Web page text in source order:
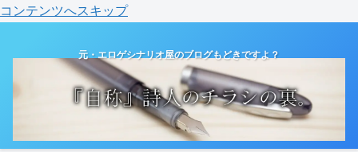
コンテンツへスキップ
元・エロゲシナリオ屋のブログもどきですよ？